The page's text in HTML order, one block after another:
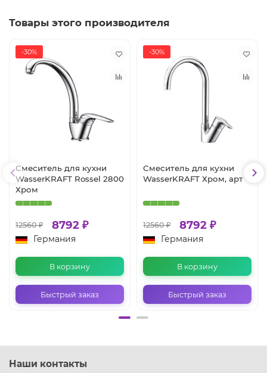
Товары этого производителя
-30%
Смеситель для кухни
WasserKRAFT Rossel 2800
Хром
12560 ₽ 8792 ₽
Германия
В корзину
Быстрый заказ
-30%
Смеситель для кухни
WasserKRAFT Хром, арт
12560 ₽ 8792 ₽
Германия
В корзину
Быстрый заказ
Наши контакты